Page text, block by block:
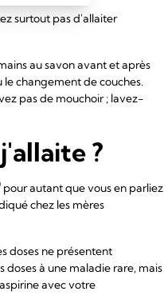
surtout pas d'allaiter
au savon avant et après
changement de couches.
pas de mouchoir ; lavez-
?
pour autant que vous en parliez
chez les mères
doses ne présentent
à une maladie rare, mais
avec votre